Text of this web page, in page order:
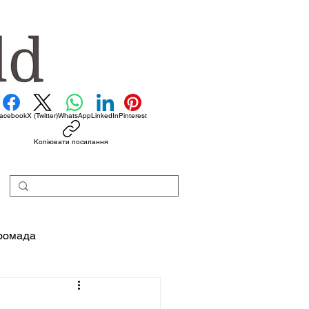
X (Twitter)WhatsAppLinkedInPinterest
Копіювати посилання